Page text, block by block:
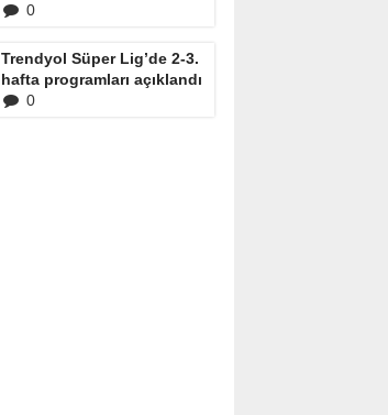
0
Trendyol Süper Lig’de 2-3.
hafta programları açıklandı
0